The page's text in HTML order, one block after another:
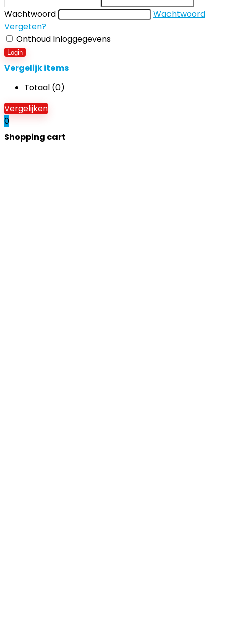
Wachtwoord
Wachtwoord
Vergeten?
Onthoud Inloggegevens
Login
Vergelijk items
Totaal (0)
Vergelijken
0
Shopping cart